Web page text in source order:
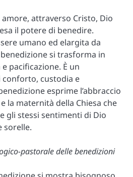
attraverso Cristo, Dio
il potere di benedire.
umano ed elargita da
si trasforma in
pacificazione. È un
custodia e
esprime l’abbraccio
la maternità della Chiesa che
gli stessi sentimenti di Dio
sorelle.
pastorale delle benedizioni